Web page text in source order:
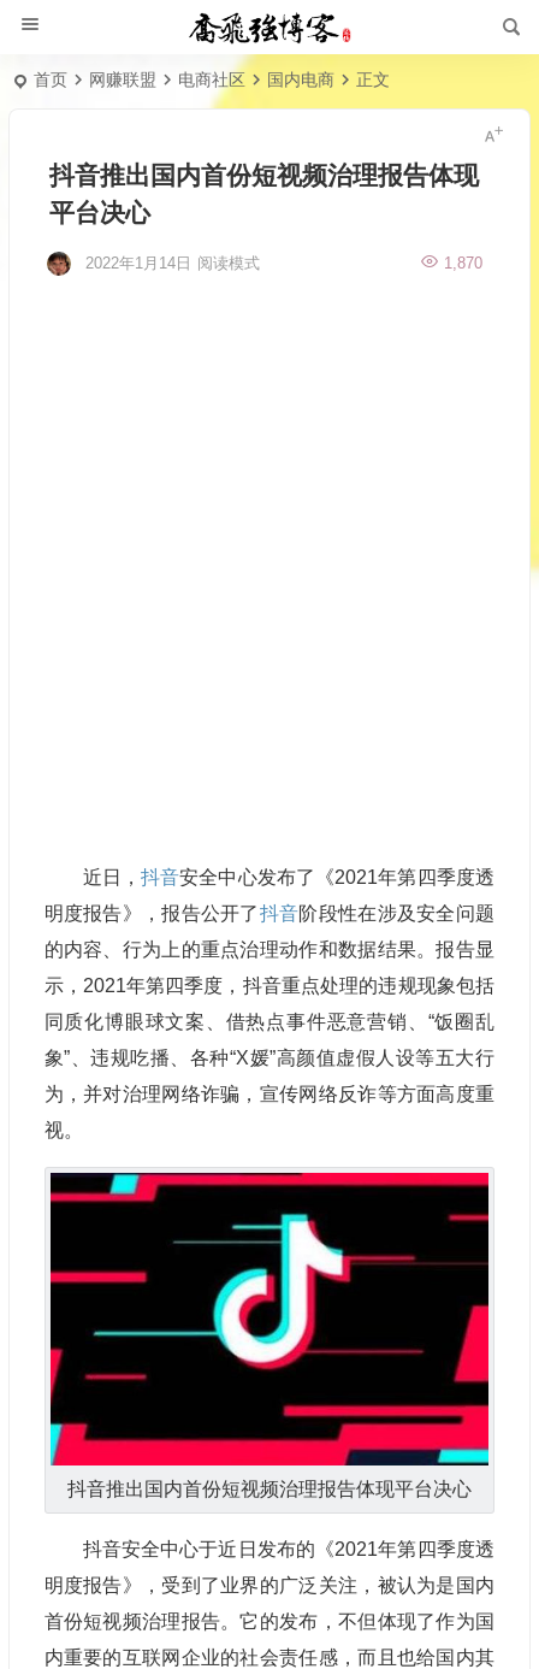
首页 网赚联盟 电商社区 国内电商 正文
抖音推出国内首份短视频治理报告体现
平台决心
2022年1月14日 1,870
阅读模式
近日， 抖音安全中心发布了《2021年第四季度透
明度报告》，报告公开了抖音阶段性在涉及安全问题
的内容、行为上的重点治理动作和数据结果。报告显
示，2021年第四季度，抖音重点处理的违规现象包括
同质化博眼球文案、借热点事件恶意营销、“饭圈乱
象”、违规吃播、各种“X媛”高颜值虚假人设等五大行
为，并对治理网络诈骗，宣传网络反诈等方面高度重
视。
抖音推出国内首份短视频治理报告体现平台决心
抖音安全中心于近日发布的《2021年第四季度透
明度报告》，受到了业界的广泛关注，被认为是国内
首份短视频治理报告。它的发布，不但体现了作为国
内重要的互联网企业的社会责任感，而且也给国内其